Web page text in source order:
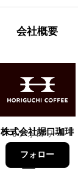
会社概要
株式会社堀口珈琲
8フォロワー
フォロー